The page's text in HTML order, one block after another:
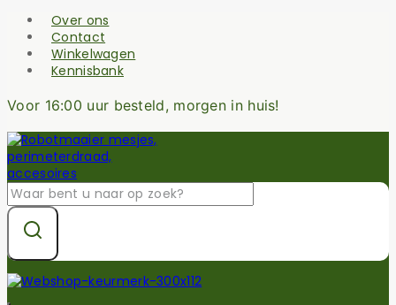
Skip
content
Over ons
Contact
Winkelwagen
Kennisbank
Voor 16:00 uur besteld, morgen in huis!
Zoek
naar: